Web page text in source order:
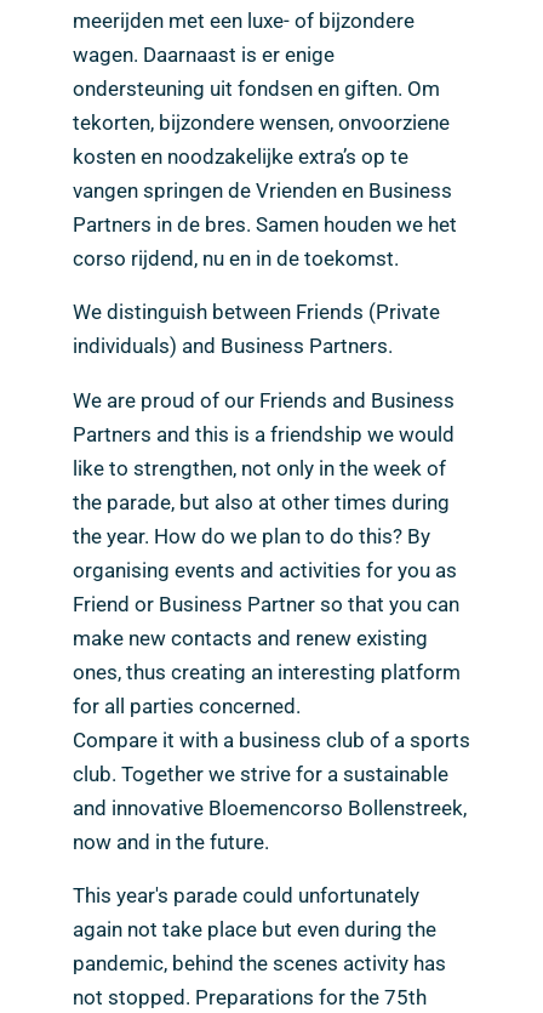
meerijden met een luxe- of bijzondere
wagen. Daarnaast is er enige
ondersteuning uit fondsen en giften. Om
tekorten, bijzondere wensen, onvoorziene
kosten en noodzakelijke extra’s op te
vangen springen de Vrienden en Business
Partners in de bres. Samen houden we het
corso rijdend, nu en in de toekomst.
We distinguish between Friends (Private
individuals) and Business Partners.
We are proud of our Friends and Business
Partners and this is a friendship we would
like to strengthen, not only in the week of
the parade, but also at other times during
the year. How do we plan to do this? By
organising events and activities for you as
Friend or Business Partner so that you can
make new contacts and renew existing
ones, thus creating an interesting platform
for all parties concerned.
Compare it with a business club of a sports
club. Together we strive for a sustainable
and innovative Bloemencorso Bollenstreek,
now and in the future.
This year's parade could unfortunately
again not take place but even during the
pandemic, behind the scenes activity has
not stopped. Preparations for the 75th